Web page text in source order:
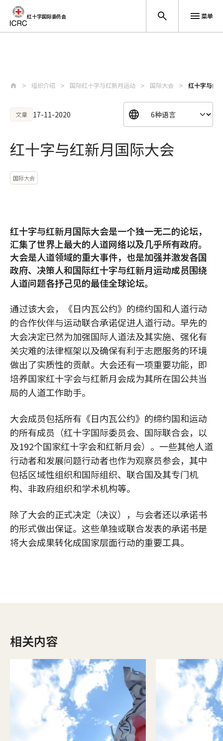
红十字国际委员会 菜单
组织介绍 国际红十字与红新月运动 国际大会 红十字与红
文章 17-11-2020
红十字与红新月国际大会
国际大会
红十字与红新月国际大会是一个独一无二的论坛，
汇集了世界上最大的人道网络以及几乎所有政府。
大会是人道领域的重大事件，也是加强并激发各国
政府、决策人和国际红十字与红新月运动成员围绕
人道问题各抒己见的最佳全球论坛。
通过该大会，《日内瓦公约》的缔约国和人道行动
的合作伙伴与运动联合承诺促进人道行动。早先的
大会决定已然为加强国际人道法及其实施、强化有
关灾难的法律框架以及确保有利于志愿服务的环境
做出了实质性的贡献。大会还有一项重要功能，即
培养国家红十字会与红新月会成为其所在国公共当
局的人道工作助手。
大会成员包括所有《日内瓦公约》的缔约国和运动
的所有成员（红十字国际委员会、国际联合会，以
及192个国家红十字会和红新月会）。一些其他人道
行动者和发展问题行动者也作为观察员参会，其中
包括区域性组织和国际组织、联合国及其专门机
构、非政府组织和学术机构等。
除了大会的正式决定（决议），与会者还以承诺书
的形式做出保证。这些单独或联合发表的承诺书是
将大会成果转化成国家层面行动的重要工具。
相关内容